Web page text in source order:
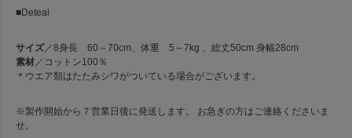
■Deteal
サイズ／8身長 60～70cm、体重 5～7kg 、総丈50cm 身幅28cm
素材 ／コットン100％
＊ウエア類はたたみシワがついている場合がございます。
※製作開始から７営業日後に発送します。 お急ぎの方はご連絡くださいま
せ。